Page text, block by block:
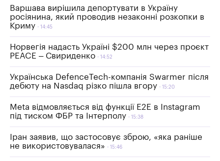
Варшава вирішила депортувати в Україну
росіянина, який проводив незаконні розкопки в
Криму
14:45
Норвегія надасть Україні $200 млн через проєкт
PEACE – Свириденко
14:52
Українська DefenceTech-компанія Swarmer після
дебюту на Nasdaq різко пішла вгору
15:20
Meta відмовляється від функції E2E в Instagram
під тиском ФБР та Інтерполу
15:38
Іран заявив, що застосовує зброю, «яка раніше
не використовувалася»
15:46